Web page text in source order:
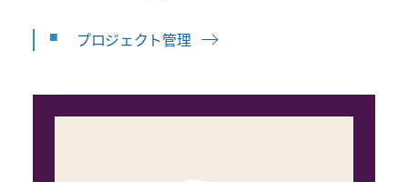
プロジェクト管理